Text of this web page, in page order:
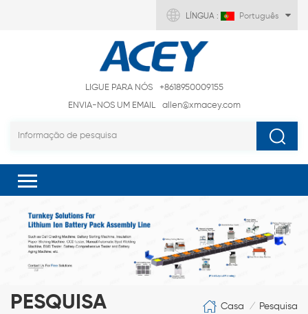
LÍNGUA : Português
LIGUE PARA NÓS
+8618950009155
ENVIA-NOS UM EMAIL
allen@xmacey.com
PESQUISA Casa / Pesquisa